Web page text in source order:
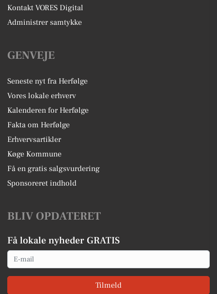
Kontakt VORES Digital
Administrer samtykke
GENVEJE
Seneste nyt fra Herfølge
Vores lokale erhverv
Kalenderen for Herfølge
Fakta om Herfølge
Erhvervsartikler
Køge Kommune
Få en gratis salgsvurdering
Sponsoreret indhold
BLIV OPDATERET
Få lokale nyheder GRATIS
Email
Tilmeld